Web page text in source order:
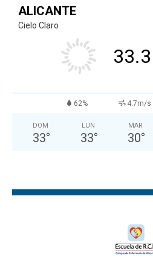
ALICANTE
Cielo Claro
33.3
62% 4.7m/s
DOM
33°
LUN
33°
MAR
30°